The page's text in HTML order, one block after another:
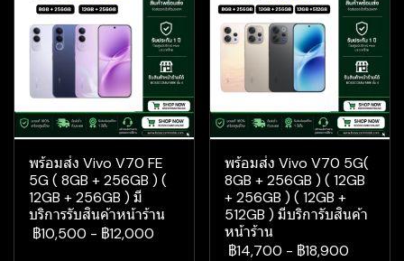
พร้อมส่ง Vivo V70 FE
5G ( 8GB + 256GB ) (
12GB + 256GB ) มี
บริการรับสินค้าหน้าร้าน
฿10,500 - ฿12,000
พร้อมส่ง Vivo V70 5G(
8GB + 256GB ) ( 12GB
+ 256GB ) ( 12GB +
512GB ) มีบริการับสินค้า
หน้าร้าน
฿14,700 - ฿18,900